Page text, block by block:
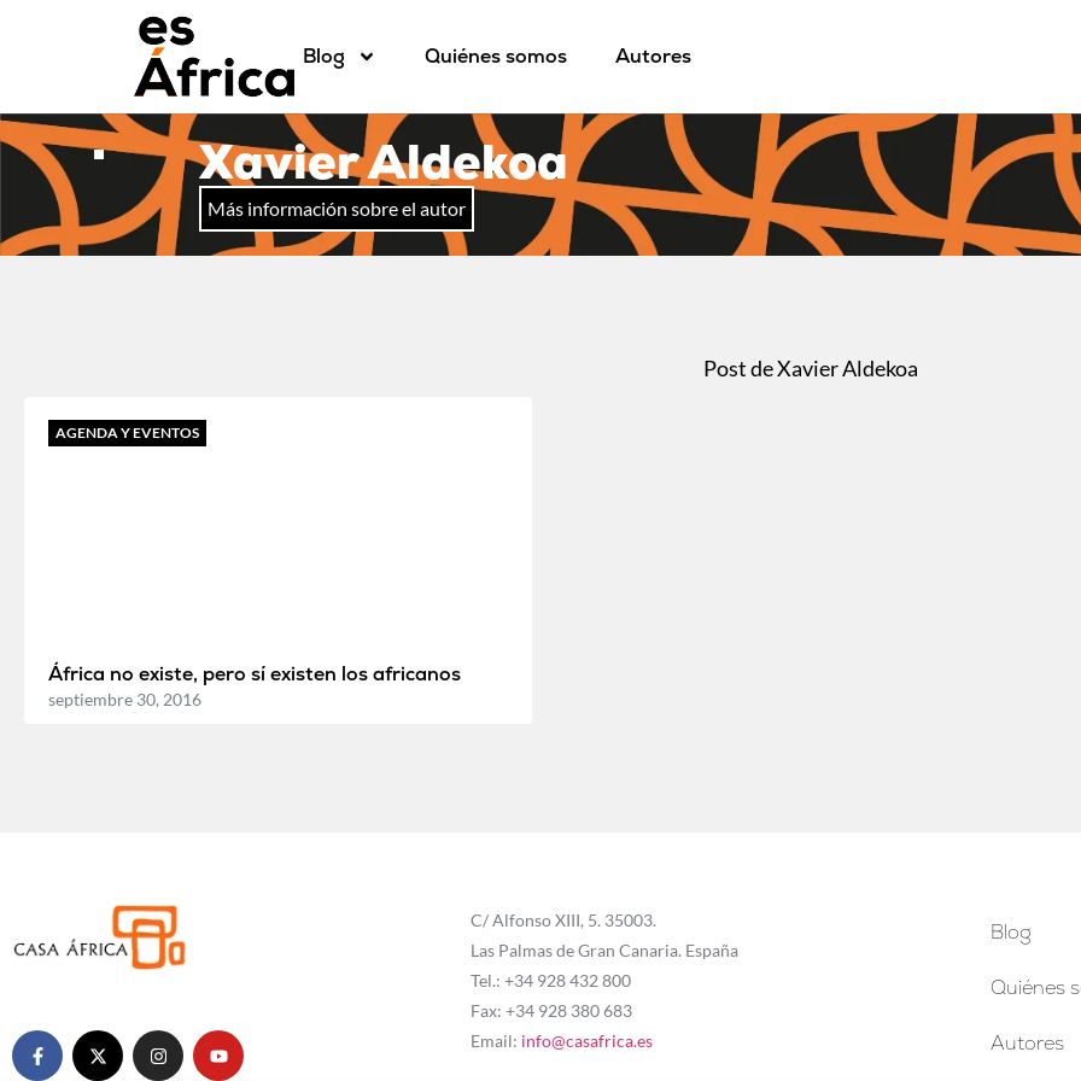
Blog Quiénes somos Autores
Xavier Aldekoa
Más información sobre el autor
Post de Xavier Aldekoa
AGENDA Y EVENTOS
África no existe, pero sí existen los africanos
septiembre 30, 2016
C/ Alfonso XIII, 5. 35003.
Las Palmas de Gran Canaria. España
Tel.: +34 928 432 800
Fax: +34 928 380 683
Email: info@casafrica.es
Blog
Quiénes
Autores